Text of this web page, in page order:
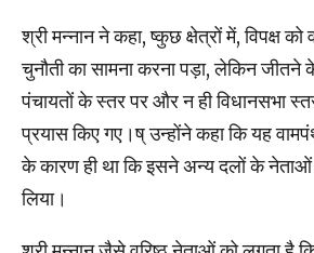
श्री मन्नान ने कहा, ष्कुछ क्षेत्रों में, विपक्ष को
चुनौती का सामना करना पड़ा, लेकिन जीतने
पंचायतों के स्तर पर और न ही विधानसभा
प्रयास किए गए।ष् उन्होंने कहा कि यह
के कारण ही था कि इसने अन्य दलों के
लिया।